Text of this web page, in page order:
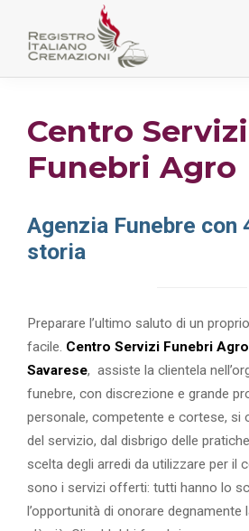
contenuto
principaleRegistro Italiano
Centro Servizi
Funebri Agro
Agenzia Funebre con
storia
Preparare l’ultimo saluto di un
facile. Centro Servizi Funebri
Savarese, assiste la clientela
funebre, con discrezione e grande
personale, competente e cortese, si
del servizio, dal disbrigo delle
scelta degli arredi da utilizzare per il
sono i servizi offerti: tutti hanno lo
l’opportunità di onorare degnamente